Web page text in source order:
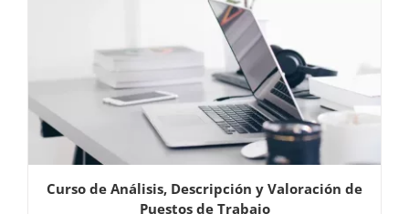
Curso de Análisis, Descripción y Valoración de
Puestos de Trabajo